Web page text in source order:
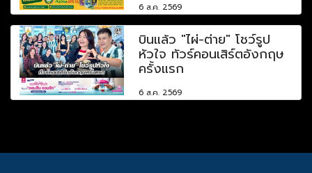
6 ส.ค. 2569
บินแล้ว "ไผ่-ต่าย" โชว์รูป
หัวใจ ทัวร์คอนเสิร์ตอังกฤษ
ครั้งแรก
6 ส.ค. 2569